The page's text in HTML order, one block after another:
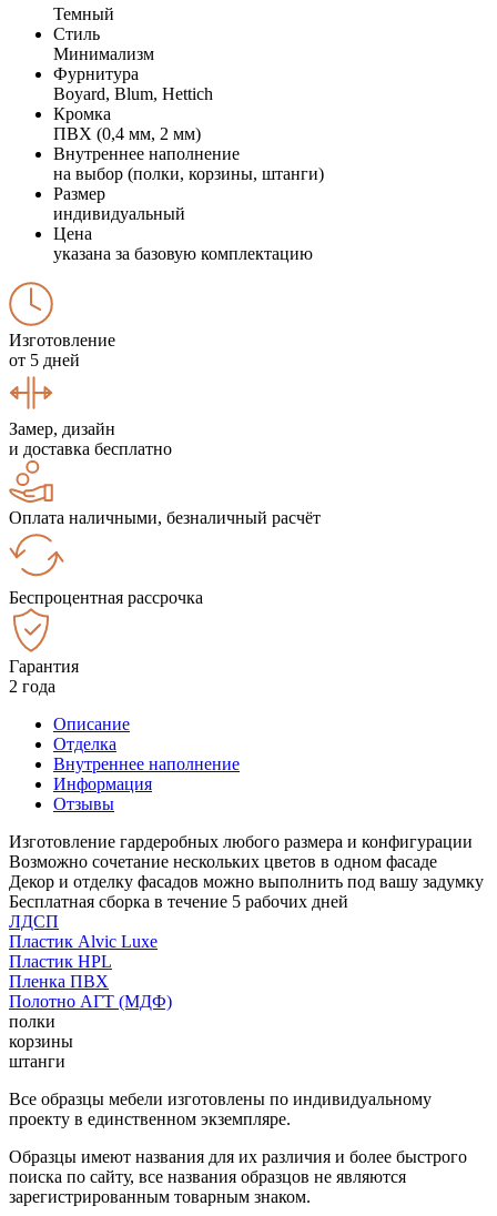
Темный
Стиль
Минимализм
Фурнитура
Boyard, Blum, Hettich
Кромка
ПВХ (0,4 мм, 2 мм)
Внутреннее наполнение
на выбор (полки, корзины, штанги)
Размер
индивидуальный
Цена
указана за базовую комплектацию
Изготовление
от 5 дней
Замер, дизайн
и доставка бесплатно
Оплата наличными, безналичный расчёт
Беспроцентная рассрочка
Гарантия
2 года
Описание
Отделка
Внутреннее наполнение
Информация
Отзывы
Изготовление гардеробных любого размера и конфигурации
Возможно сочетание нескольких цветов в одном фасаде
Декор и отделку фасадов можно выполнить под вашу задумку
Бесплатная сборка в течение 5 рабочих дней
ЛДСП
Пластик Alvic Luxe
Пластик HPL
Пленка ПВХ
Полотно АГТ (МДФ)
полки
корзины
штанги
Все образцы мебели изготовлены по индивидуальному
проекту в единственном экземпляре.
Образцы имеют названия для их различия и более быстрого
поиска по сайту, все названия образцов не являются
зарегистрированным товарным знаком.